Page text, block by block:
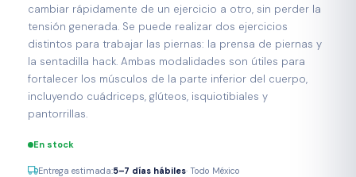
cambiar rápidamente de un ejercicio a otro, sin perder la
tensión generada. Se puede realizar dos ejercicios
distintos para trabajar las piernas: la prensa de piernas y
la sentadilla hack. Ambas modalidades son útiles para
fortalecer los músculos de la parte inferior del cuerpo,
incluyendo cuádriceps, glúteos, isquiotibiales y
pantorrillas.
En stock
Entrega estimada:5–7 días hábiles· Todo México